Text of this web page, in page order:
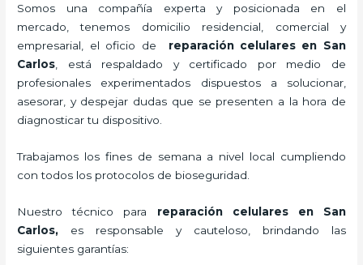
Somos una compañía experta y posicionada en el
mercado, tenemos domicilio residencial, comercial y
empresarial, el oficio de reparación celulares en San
Carlos , está respaldado y certificado por medio de
profesionales experimentados dispuestos a solucionar,
asesorar, y despejar dudas que se presenten a la hora de
diagnosticar tu dispositivo.
Trabajamos los fines de semana a nivel local cumpliendo
con todos los protocolos de bioseguridad.
Nuestro técnico para reparación celulares
en San
Carlos, es responsable y cauteloso, brindando las
siguientes garantías: